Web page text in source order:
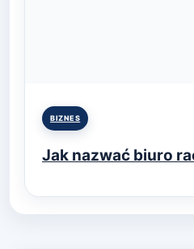
Posted
BIZNES
Jak nazwać biuro